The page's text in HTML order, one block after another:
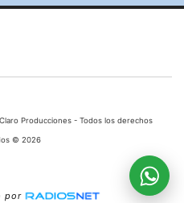
Claro Producciones - Todos los derechos
© 2026
por